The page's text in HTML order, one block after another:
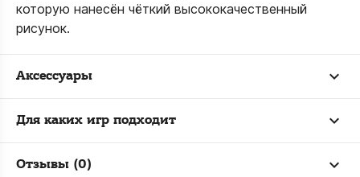
которую нанесён чёткий высококачественный
рисунок.
Аксессуары
Для каких игр подходит
Отзывы (0)